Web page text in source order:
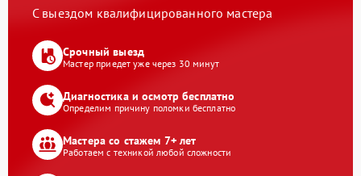
С выездом квалифицированного мастера
Срочный выезд
Мастер приедет уже через 30 минут
Диагностика и осмотр бесплатно
Определим причину поломки бесплатно
Мастера со стажем 7+ лет
Работаем с техникой любой сложности